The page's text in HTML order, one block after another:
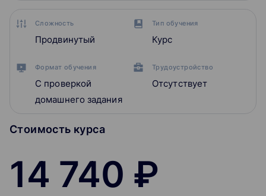
Сложность
Продвинутый
Тип обучения
Курс
Формат обучения
С проверкой
домашнего задания
Трудоустройство
Отсутствует
Стоимость курса
14 740 ₽